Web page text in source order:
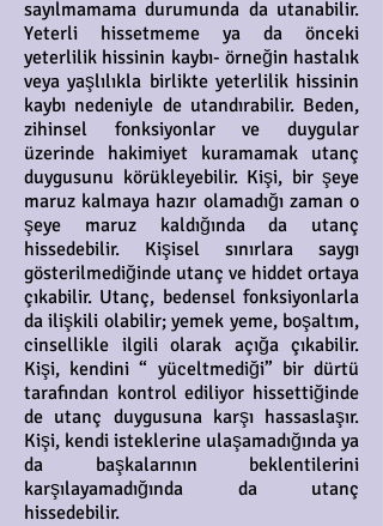
sayılmamama durumunda da utanabilir.
Yeterli hissetmeme ya da önceki
yeterlilik hissinin kaybı- örneğin hastalık
veya yaşlılıkla birlikte yeterlilik hissinin
kaybı nedeniyle de utandırabilir. Beden,
zihinsel fonksiyonlar ve duygular
üzerinde hakimiyet kuramamak utanç
duygusunu körükleyebilir. Kişi, bir şeye
maruz kalmaya hazır olamadığı zaman o
şeye maruz kaldığında da utanç
hissedebilir. Kişisel sınırlara saygı
gösterilmediğinde utanç ve hiddet ortaya
çıkabilir. Utanç, bedensel fonksiyonlarla
da ilişkili olabilir; yemek yeme, boşaltım,
cinsellikle ilgili olarak açığa çıkabilir.
Kişi, kendini “ yüceltmediği” bir dürtü
tarafından kontrol ediliyor hissettiğinde
de utanç duygusuna karşı hassaslaşır.
Kişi, kendi isteklerine ulaşamadığında ya
da başkalarının beklentilerini
karşılayamadığında da utanç
hissedebilir.